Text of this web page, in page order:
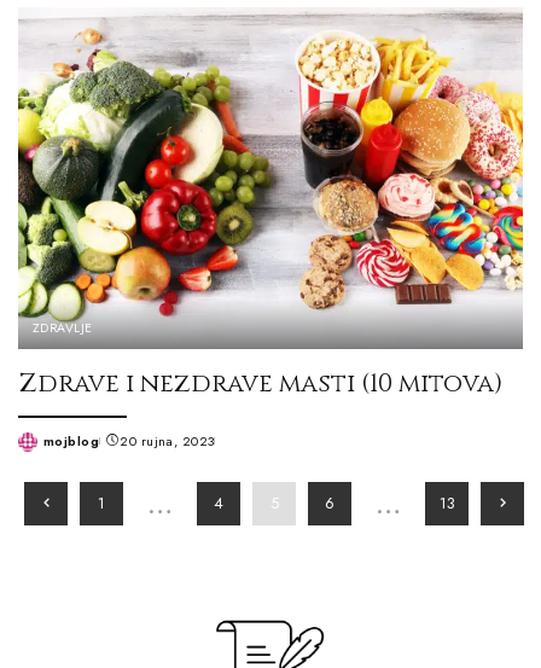
ZDRAVLJE
Zdrave i nezdrave masti (10 mitova)
Postedmojblog 20 rujna, 2023
1 … 4 5 6 … 13